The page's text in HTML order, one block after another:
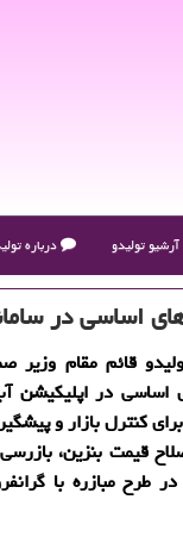
آرشیو تولیدو درباره
در سامانه ۱۲۴
قائم مقام وزیر
كنترل بازار و
طرح مبازره با